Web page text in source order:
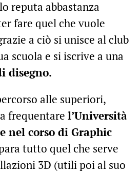
reputa abbastanza
fare quel che vuole
a ciò si unisce al club
scuola e si iscrive a una
disegno.
alle superiori,
frequentare l’Università
nel corso di Graphic
tutto quel che serve
3D (utili poi al suo